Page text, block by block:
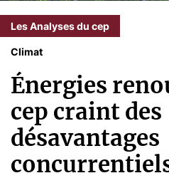
Les Analyses du cep
Climat
Énergies
cep craint des
désavantages